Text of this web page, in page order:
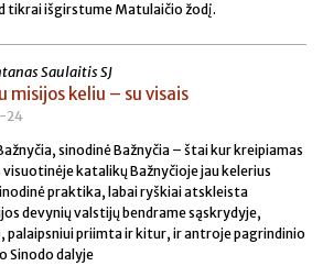
tikrai išgirstume Matulaičio žodį.
Saulaitis SJ
misijos keliu – su visais
24
sinodinė Bažnyčia – štai kur kreipiamas
visuotinėje katalikų Bažnyčioje jau kelerius
praktika, labai ryškiai atskleista
devynių valstijų bendrame sąskrydyje,
palaipsniui priimta ir kitur, ir antroje pagrindinio
Sinodo dalyje